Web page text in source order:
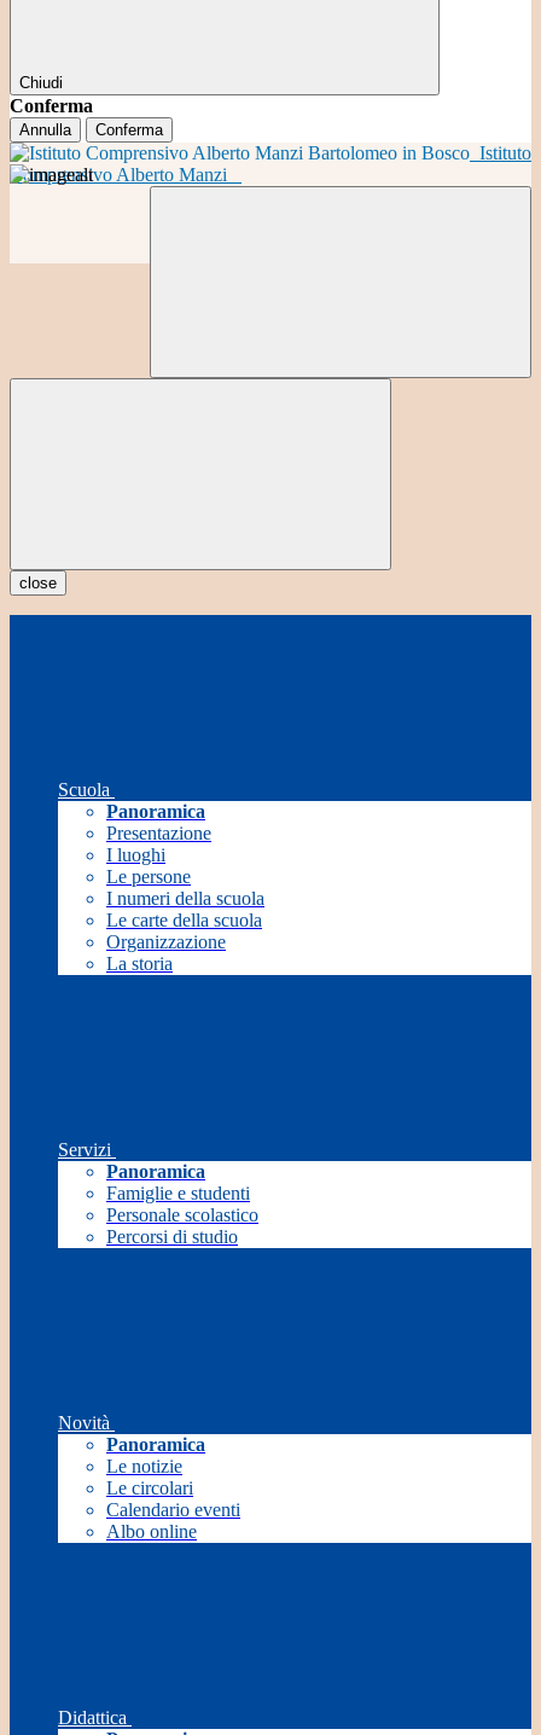
Chiudi
Conferma
Annulla Conferma
Istituto
Comprensivo Alberto Manzi
close
Scuola
Panoramica
Presentazione
I luoghi
Le persone
I numeri della scuola
Le carte della scuola
Organizzazione
La storia
Servizi
Panoramica
Famiglie e studenti
Personale scolastico
Percorsi di studio
Novità
Panoramica
Le notizie
Le circolari
Calendario eventi
Albo online
Didattica